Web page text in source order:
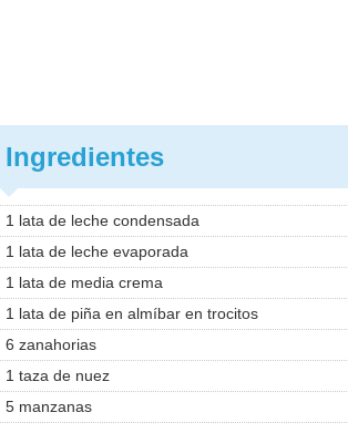
Ingredientes
1 lata de leche condensada
1 lata de leche evaporada
1 lata de media crema
1 lata de piña en almíbar en trocitos
6 zanahorias
1 taza de nuez
5 manzanas